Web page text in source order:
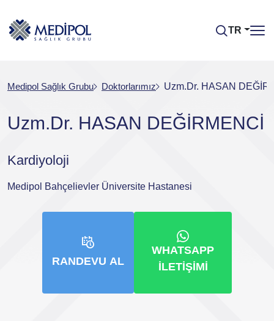
TR
Medipol Sağlık Grubu Doktorlarımız Uzm.Dr. HASAN
Uzm.Dr. HASAN DEĞİRMENCİ
Kardiyoloji
Medipol Bahçelievler Üniversite Hastanesi
RANDEVU AL
WHATSAPP
İLETIŞIMI